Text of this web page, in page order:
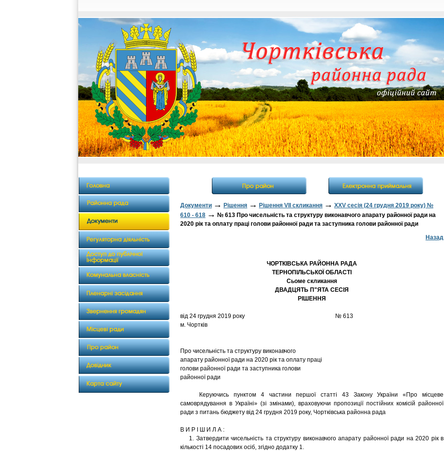
Документи → Рішення → Рішення VII скликання → XXV сесія (24 грудня 2019 року) №
610 - 618 → № 613 Про чисельність та структуру виконавчого апарату районної ради на
2020 рік та оплату праці голови районної ради та заступника голови районної ради
Назад
ЧОРТКІВСЬКА РАЙОННА РАДА
ТЕРНОПІЛЬСЬКОЇ ОБЛАСТІ
Сьоме скликання
ДВАДЦЯТЬ П"ЯТА СЕСІЯ
РІШЕННЯ
від 24 грудня 2019 року № 613
м. Чортків
Про чисельність та структуру виконавчого
апарату районної ради на 2020 рік та оплату праці
голови районної ради та заступника голови
районної ради
Керуючись пунктом 4 частини першої статті 43 Закону України «Про місцеве
самоврядування в Україні» (зі змінами), враховуючи пропозиції постійних комісій районної
ради з питань бюджету від 24 грудня 2019 року, Чортківська районна рада
В И Р І Ш И Л А :
1. Затвердити чисельність та структуру виконавчого апарату районної ради на 2020 рік в
кількості 14 посадових осіб, згідно додатку 1.